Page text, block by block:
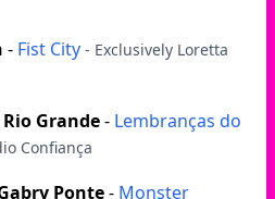
- Fist City - Exclusively Loretta
Grande- Lembranças do
Confiança
Ponte- Monster